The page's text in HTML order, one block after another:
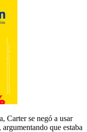
Carter se negó a usar
que estaba